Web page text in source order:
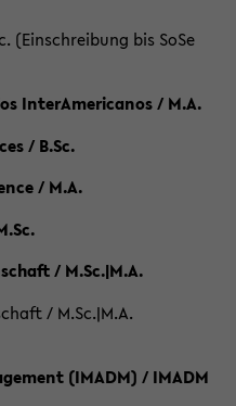
(Einschreibung bis SoSe
InterAmericanos / M.A.
/ B.Sc.
/ M.A.
/ M.Sc.|M.A.
/ M.Sc.|M.A.
(IMADM) / IMADM